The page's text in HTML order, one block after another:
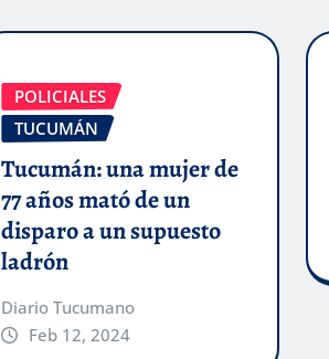
POLICIALES
TUCUMÁN
Tucumán: una mujer de
77 años mató de un
disparo a un supuesto
ladrón
Diario Tucumano
Feb 12, 2024